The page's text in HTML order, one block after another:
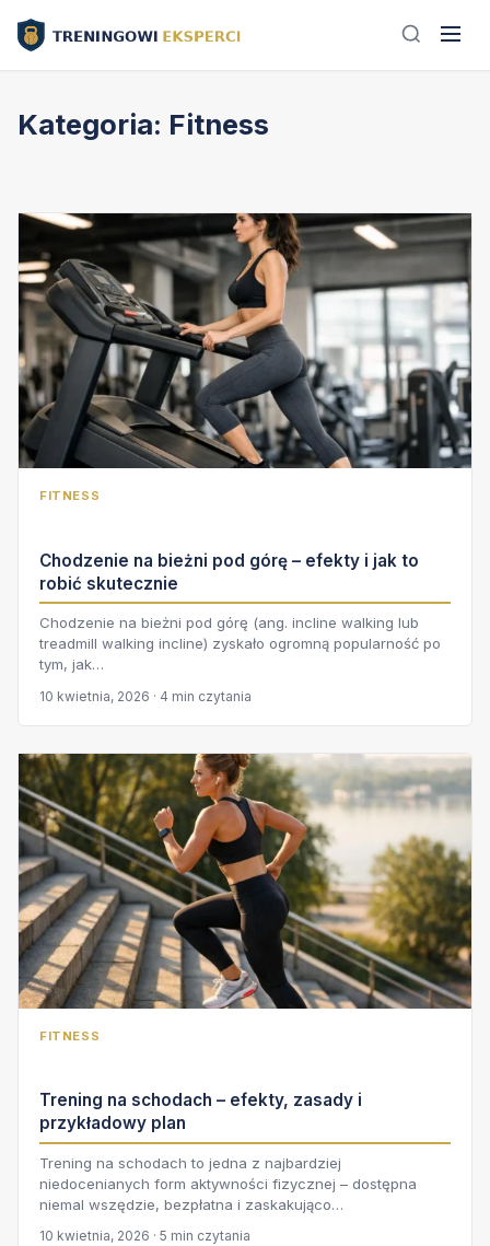
Kategoria: Fitness
FITNESS
Chodzenie na bieżni pod górę – efekty i jak to
robić skutecznie
Chodzenie na bieżni pod górę (ang. incline walking lub
treadmill walking incline) zyskało ogromną popularność po
tym, jak…
10 kwietnia, 2026 · 4 min czytania
FITNESS
Trening na schodach – efekty, zasady i
przykładowy plan
Trening na schodach to jedna z najbardziej
niedocenianych form aktywności fizycznej – dostępna
niemal wszędzie, bezpłatna i zaskakująco…
10 kwietnia, 2026 · 5 min czytania